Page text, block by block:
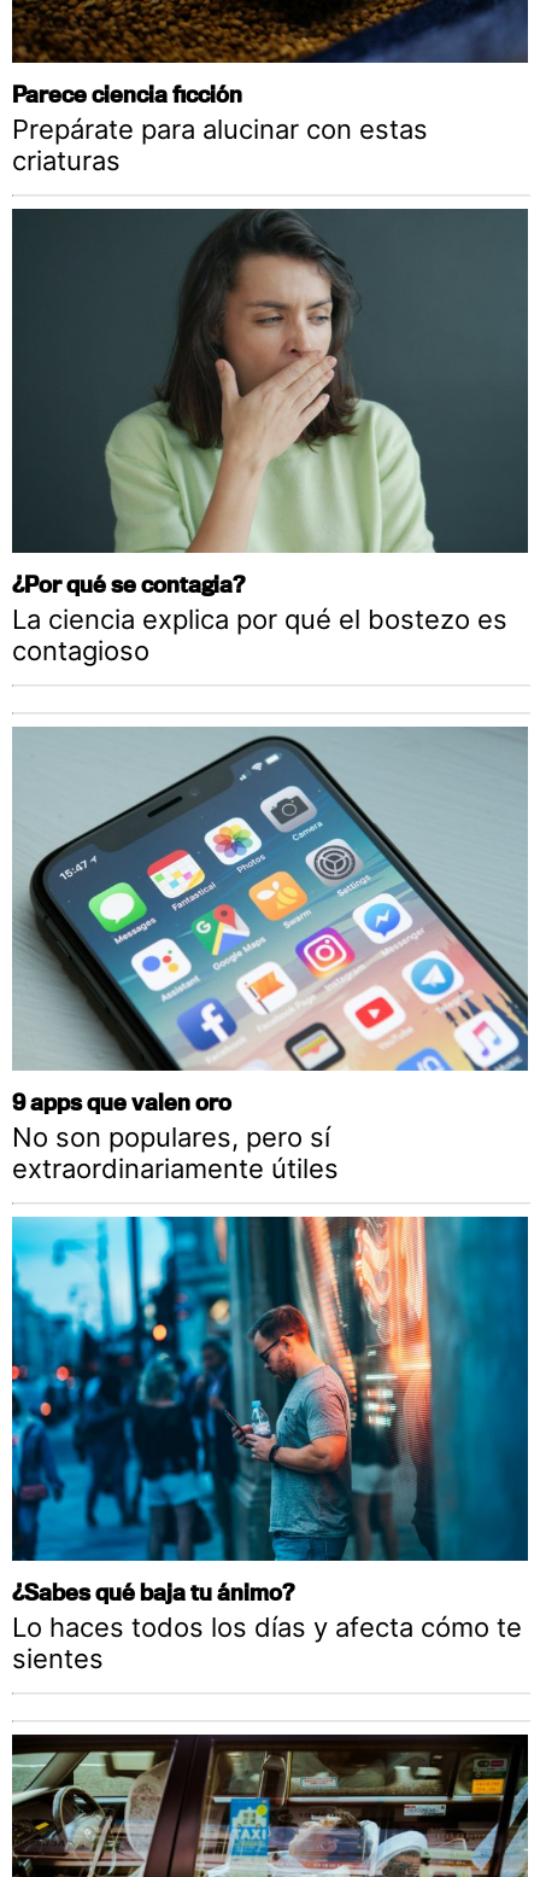
Parece ciencia ficción
Prepárate para alucinar con estas
criaturas
¿Por qué se contagia?
La ciencia explica por qué el bostezo es
contagioso
9 apps que valen oro
No son populares, pero sí
extraordinariamente útiles
¿Sabes qué baja tu ánimo?
Lo haces todos los días y afecta cómo te
sientes